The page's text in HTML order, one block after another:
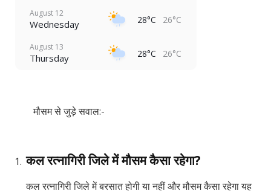
August 12
Wednesday 28°C 26°C
August 13
Thursday 28°C 26°C
मौसम से जुड़े सवाल:-
कल रत्नागिरी जिले में मौसम कैसा रहेगा?
कल रत्नागिरी जिले में बरसात होगी या नहीं और मौसम कैसा रहेगा यह